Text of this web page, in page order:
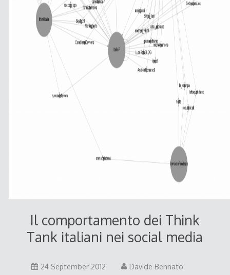
Il comportamento dei Think
Tank italiani nei social media
24 September 201225
Davide Bennato